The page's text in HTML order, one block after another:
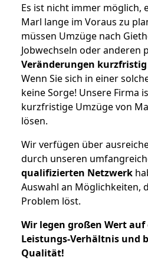
Es ist nicht immer möglich,
Marl lange im Voraus zu
müssen Umzüge nach
Jobwechseln oder anderen
Veränderungen
Wenn Sie sich in einer
keine Sorge! Unsere Firma
kurzfristige Umzüge von
lösen.
Wir verfügen über
durch unseren
qualifizierten Netzwerk
Auswahl an Möglichkeiten,
Problem löst.
Wir legen großen Wert auf
Leistungs-Verhältnis und
Qualität!